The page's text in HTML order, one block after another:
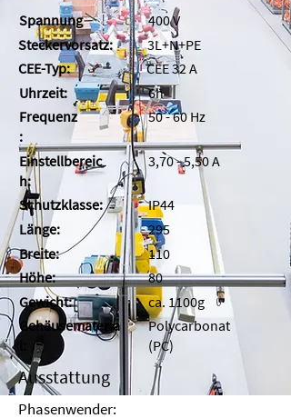
Spannung
Steckervorsatz:
CEE-Typ:
Uhrzeit:
Frequenz
:
Einstellbereic
h:
Schutzklasse:
Länge:
Breite:
Höhe:
Gewicht:
Gehäusemateria
400 V
3L+N+PE
CEE 32 A
6h
50 - 60 Hz
3,70 - 5,50 A
IP44
295
110
80
ca. 1100g
Polycarbonat
(PC)
Ausstattung
Phasenwender: